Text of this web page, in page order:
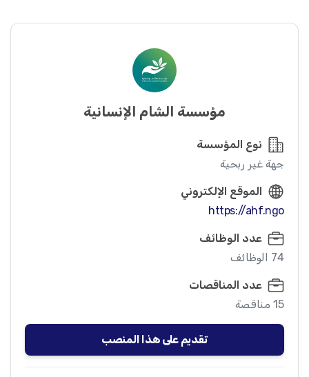
مؤسسة الشام الإنسانية
نوع المؤسسة
جهة غير ربحية
الموقع الإلكتروني
https://ahf.ngo
عدد الوظائف
74 الوظائف
عدد المناقصات
15 مناقصة
تقديم على هذا المنصب